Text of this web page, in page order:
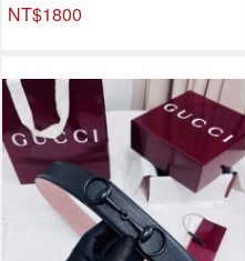
NT$1800